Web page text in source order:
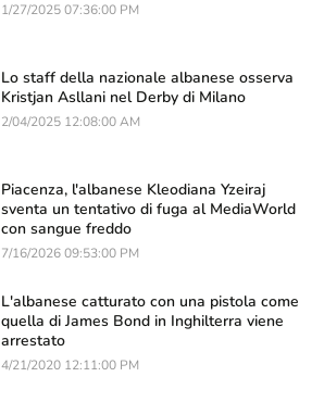
1/27/2025 07:36:00 PM
Lo staff della nazionale albanese osserva
Kristjan Asllani nel Derby di Milano
2/04/2025 12:08:00 AM
Piacenza, l'albanese Kleodiana Yzeiraj
sventa un tentativo di fuga al MediaWorld
con sangue freddo
7/16/2026 09:53:00 PM
L'albanese catturato con una pistola come
quella di James Bond in Inghilterra viene
arrestato
4/21/2020 12:11:00 PM